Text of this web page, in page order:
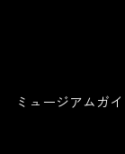
ミュージアムガ